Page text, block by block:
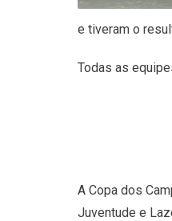
e tiveram o
Todas as
A Copa dos
Juventude e